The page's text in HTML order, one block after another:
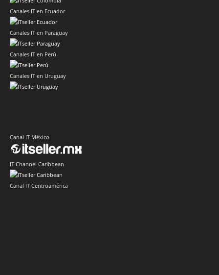
Canales IT en Ecuador
Canales IT en Paraguay
Canales IT en Perú
Canales IT en Uruguay
Canal IT México
IT Channel Caribbean
Canal IT Centroamérica